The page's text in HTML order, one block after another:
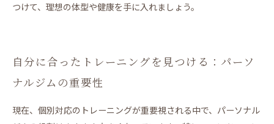
つけて、理想の体型や健康を手に入れましょう。
自分に合ったトレーニングを見つける：パーソ
ナルジムの重要性
現在、個別対応のトレーニングが重要視される中で、パーソナル